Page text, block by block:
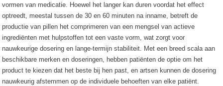
vormen van medicatie. Hoewel het langer kan duren voordat het effect
optreedt, meestal tussen de 30 en 60 minuten na inname, betreft de
productie van pillen het comprimeren van een mengsel van actieve
ingrediënten met hulpstoffen tot een vaste vorm, wat zorgt voor
nauwkeurige dosering en lange-termijn stabiliteit. Met een breed scala aan
beschikbare merken en doseringen, hebben patiënten de optie om het
product te kiezen dat het beste bij hen past, en artsen kunnen de dosering
nauwkeurig afstemmen op de individuele behoeften van elke patiënt.